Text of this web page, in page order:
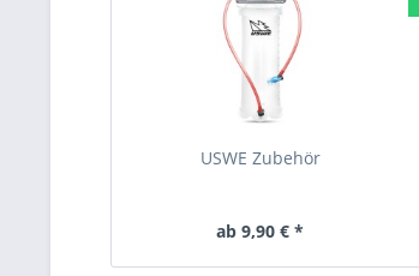
USWE Zubehör
ab 9,90 € *